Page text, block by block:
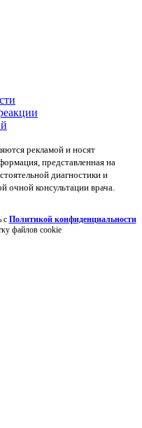
рекламой и носят
представленная на
диагностики и
очной консультации врача.
с Политикой конфиденциальности
файлов cookie